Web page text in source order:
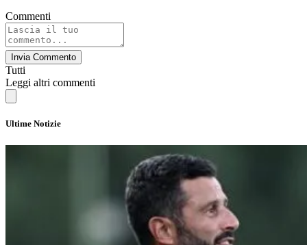
Commenti
Invia Commento
Tutti
Leggi altri commenti
Ultime Notizie